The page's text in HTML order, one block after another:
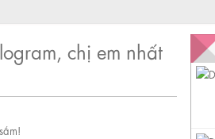
chị em nhất